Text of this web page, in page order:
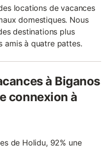
locations de vacances
domestiques. Nous
destinations plus
amis à quatre pattes.
à Biganos
connexion à
de Holidu, 92% une